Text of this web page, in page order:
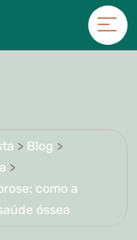
> Blog >
>
como a
óssea